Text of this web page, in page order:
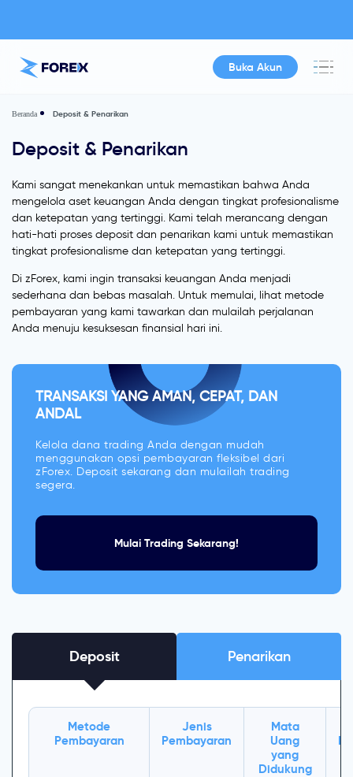
Buka Akun
Beranda Deposit & Penarikan
Deposit & Penarikan
Kami sangat menekankan untuk memastikan bahwa Anda
mengelola aset keuangan Anda dengan tingkat profesionalisme
dan ketepatan yang tertinggi. Kami telah merancang dengan
hati-hati proses deposit dan penarikan kami untuk memastikan
tingkat profesionalisme dan ketepatan yang tertinggi.
Di zForex, kami ingin transaksi keuangan Anda menjadi
sederhana dan bebas masalah. Untuk memulai, lihat metode
pembayaran yang kami tawarkan dan mulailah perjalanan
Anda menuju kesuksesan finansial hari ini.
TRANSAKSI YANG AMAN, CEPAT, DAN
ANDAL
Kelola dana trading Anda dengan mudah
menggunakan opsi pembayaran fleksibel dari
zForex. Deposit sekarang dan mulailah trading
segera.
Mulai Trading Sekarang!
Deposit Penarikan
Metode
Pembayaran
Jenis
Pembayaran
Mata
Uang
yang
Didukung